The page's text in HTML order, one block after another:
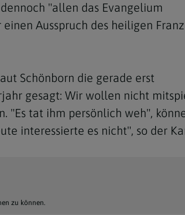
"allen das Evangelium
Ausspruch des heiligen
Schönborn die gerade erst
gesagt: Wir wollen nicht
"Es tat ihm persönlich weh",
interessierte es nicht", so der
zu können.